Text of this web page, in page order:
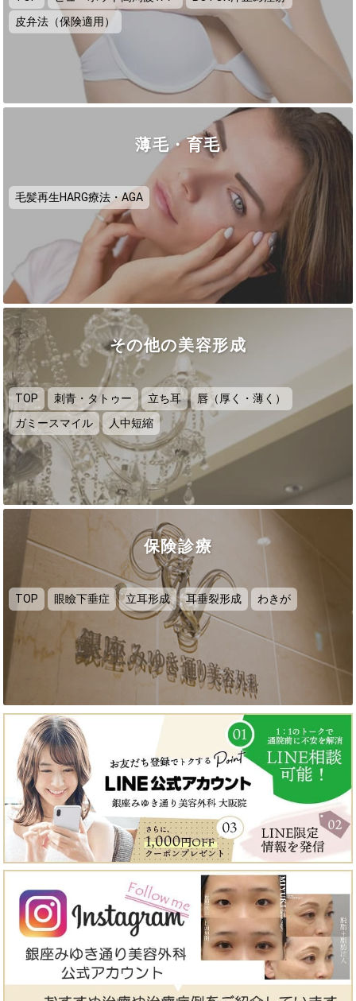
皮弁法（保険適用）
薄毛・育毛
毛髪再生HARG療法・AGA
その他の美容形成
TOP 刺青・タトゥー 立ち耳
唇（厚く・薄く）
ガミースマイル
人中短縮
保険診療
TOP 眼瞼下垂症 立耳形成 耳垂裂形成 わきが